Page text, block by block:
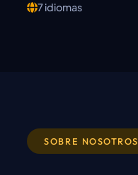
7 idiomas
SOBRE NOSOTROS